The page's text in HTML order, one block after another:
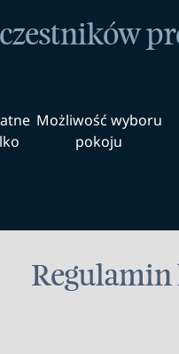
Możliwość wyboru
pokoju